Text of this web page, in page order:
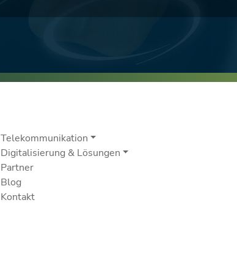
Telekommunikation
Digitalisierung & Lösungen
Partner
Blog
Kontakt